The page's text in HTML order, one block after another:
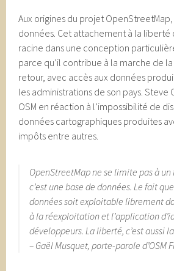
Aux origines du projet
données. Cet attachement à la liberté
racine dans une conception
parce qu’il contribue à la marche de
retour, avec accès aux données
les administrations de son pays. Steve
OSM en réaction à l’impossibilité de
données cartographiques produites
impôts entre autres.
OpenStreetMap ne se limite pas à
c’est une base de données. Le fait
données soit exploitable librement
à la réexploitation et l’application
développeurs. La liberté, c’est aussi
– Gaël Musquet, porte-parole d’OSM